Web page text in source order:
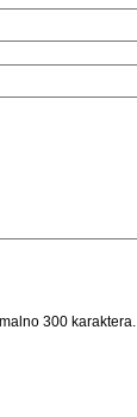
300 karaktera.